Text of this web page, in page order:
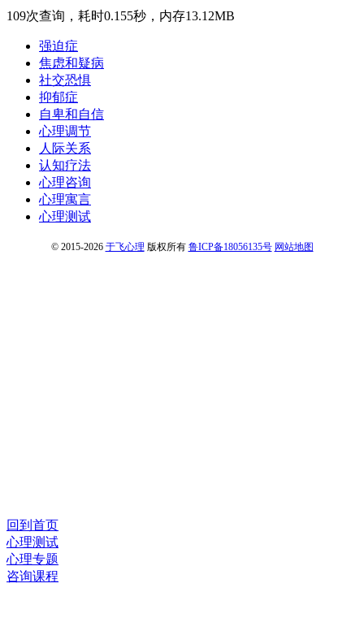
109次查询，耗时0.155秒，内存13.12MB
强迫症
焦虑和疑病
社交恐惧
抑郁症
自卑和自信
心理调节
人际关系
认知疗法
心理咨询
心理寓言
心理测试
© 2015-2026 于飞心理 版权所有 鲁ICP备18056135号 网站地图
回到首页
心理测试
心理专题
咨询课程